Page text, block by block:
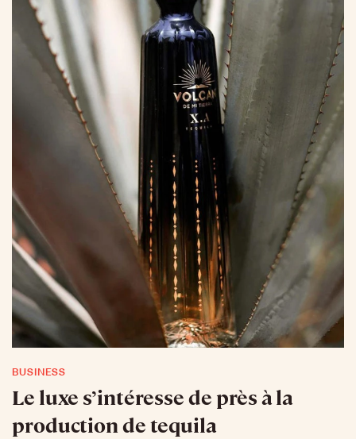
BUSINESS
Le luxe s’intéresse de près à la
production de tequila